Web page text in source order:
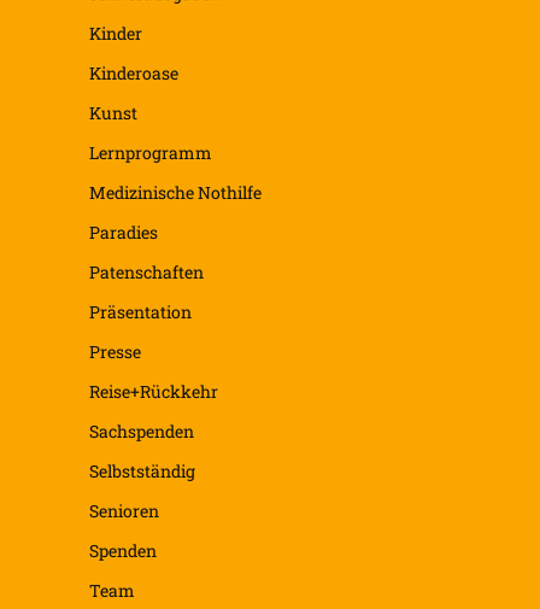
Kinder
Kinderoase
Kunst
Lernprogramm
Medizinische Nothilfe
Paradies
Patenschaften
Präsentation
Presse
Reise+Rückkehr
Sachspenden
Selbstständig
Senioren
Spenden
Team